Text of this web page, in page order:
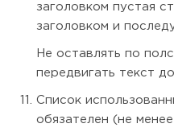
заголовком пустая
заголовком и
Не оставлять по
передвигать текст
Список
обязателен (не менее